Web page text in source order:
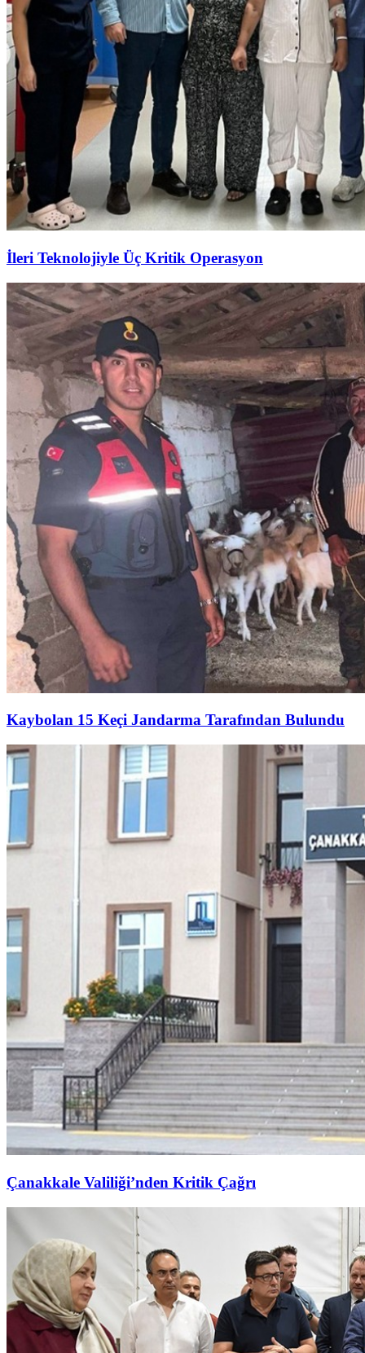
İleri Teknolojiyle Üç Kritik Operasyon
Kaybolan 15 Keçi Jandarma Tarafından Bulundu
Çanakkale Valiliği’nden Kritik Çağrı